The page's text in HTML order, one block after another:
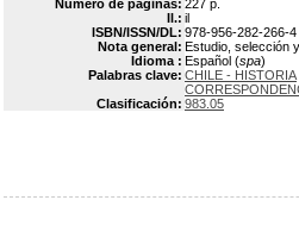
Número de páginas: 227 p.
Il.: il
ISBN/ISSN/DL: 978-956-282-266-4
Nota general: Estudio, selección
Idioma : Español (spa)
Palabras clave: CHILE - HISTORIA
Clasificación: 983.05